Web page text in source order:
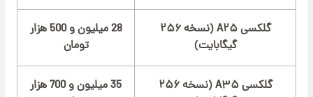
گلکسی A۲۵ (نسخه ۲۵۶
گیگابایت)
28 میلیون و 500 هزار
تومان
گلکسی A۳۵ (نسخه ۲۵۶
35 میلیون و 700 هزار